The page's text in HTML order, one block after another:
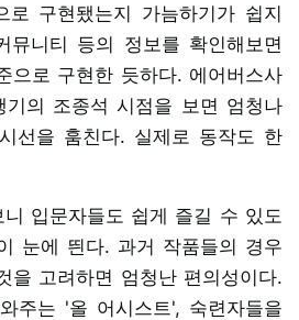
로 구현됐는지 가늠하기가 쉽지
뮤니티 등의 정보를 확인해보면
으로 구현한 듯하다. 에어버스사
의 조종석 시점을 보면 엄청나
선을 훔친다. 실제로 동작도 한
입문자들도 쉽게 즐길 수 있도
눈에 띈다. 과거 작품들의 경우
을 고려하면 엄청난 편의성이다.
주는 '올 어시스트', 숙련자들을